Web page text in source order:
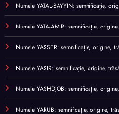
Numele YATAL-BAYYIN: semnificație,
Numele YATA-AMIR: semnificație,
Numele YASSER: semnificație, origine,
Numele YASIR: semnificație, origine,
Numele YASHDJOB: semnificație,
Numele YARUB: semnificație, origine,